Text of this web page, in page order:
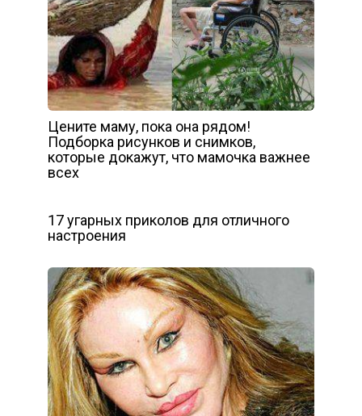
Цените маму, пока она рядом!
Подборка рисунков и снимков,
которые докажут, что мамочка важнее
всех
17 угарных приколов для отличного
настроения